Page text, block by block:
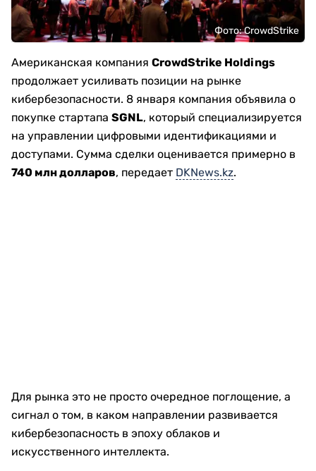
Фото: CrowdStrike
Американская компания CrowdStrike Holdings
продолжает усиливать позиции на рынке
кибербезопасности. 8 января компания объявила о
покупке стартапа SGNL, который специализируется
на управлении цифровыми идентификациями и
доступами. Сумма сделки оценивается примерно в
740 млн долларов, передает DKNews.kz.
Для рынка это не просто очередное поглощение, а
сигнал о том, в каком направлении развивается
кибербезопасность в эпоху облаков и
искусственного интеллекта.